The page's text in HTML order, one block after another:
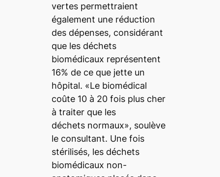
vertes permettraient
également une réduction
des dépenses, considérant
que les déchets
biomédicaux représentent
16% de ce que jette un
hôpital. «Le biomédical
coûte 10 à 20 fois plus cher
à traiter que les
déchets normaux», soulève
le consultant. Une fois
stérilisés, les déchets
biomédicaux non-